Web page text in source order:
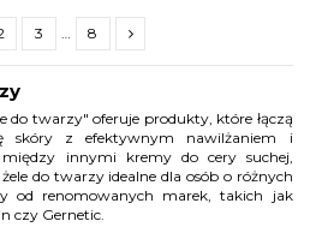
3 8
do twarzy" oferuje produkty, które łączą
skóry z efektywnym nawilżaniem i
między innymi kremy do cery suchej,
do twarzy idealne dla osób o różnych
od renomowanych marek, takich jak
czy Gernetic.